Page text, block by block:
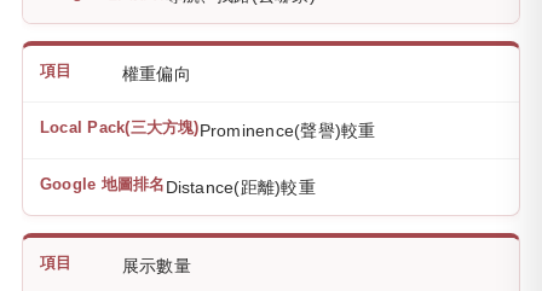
權重偏向
Prominence(聲譽)較重
Distance(距離)較重
展示數量